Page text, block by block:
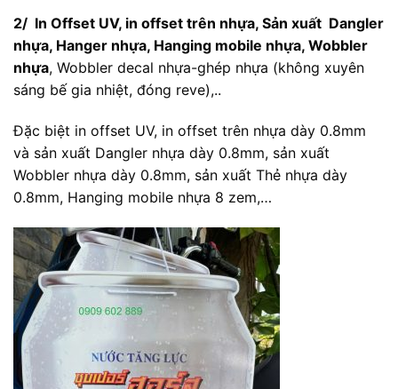
2/ In Offset UV, in offset trên nhựa, Sản xuất Dangler
nhựa, Hanger nhựa, Hanging mobile nhựa, Wobbler
nhựa, Wobbler decal nhựa-ghép nhựa (không xuyên
sáng bế gia nhiệt, đóng reve),..
Đặc biệt in offset UV, in offset trên nhựa dày 0.8mm
và sản xuất Dangler nhựa dày 0.8mm, sản xuất
Wobbler nhựa dày 0.8mm, sản xuất Thẻ nhựa dày
0.8mm, Hanging mobile nhựa 8 zem,…